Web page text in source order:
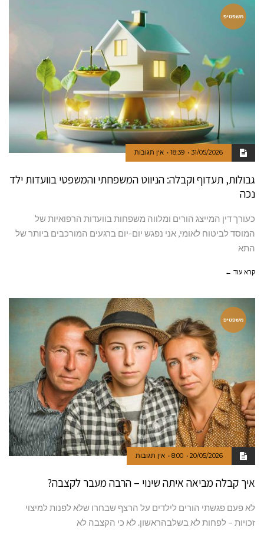
משפטיפ
31/05/2026
18:39 אין תגובות
גבולות, תעדוף וקבלה: הניווט המשפחתי והמשפטי בוועדות ילד
נכה
כעורך דין המייצג הורים ומלווה משפחות בוועדות הרפואיות של
המוסד לביטוח לאומי, אני נפגש יום-יום ברגעים המורכבים ביותר של
התא
קרא עוד ←
משפטיפ
20/05/2026
8:00 אין תגובות
איך קבלה מביאה איתה שינוי – הרבה מעבר לקצבה?
לא פעם פגשתי הורים לילדים על הרצף שבחרו שלא לפנות למיצוי
זכויות – לפחות לא בשלבהראשון. לא כי הקצבה לא